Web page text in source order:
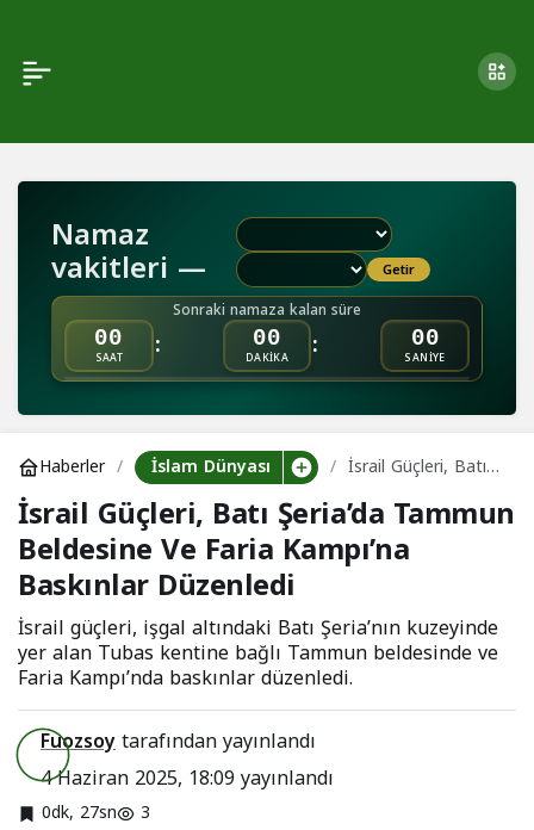
Namaz
vakitleri — Getir
Sonraki namaza kalan süre
00
SAAT : 00
DAKİKA : 00
SANİYE
Haberler İslam Dünyası
İsrail Güçleri, Batı
Şeria’da Tammun
Beldesine Ve Faria
Kampı’na Baskınlar
İsrail Güçleri, Batı Şeria’da Tammun
Beldesine Ve Faria Kampı’na
Baskınlar Düzenledi
İsrail güçleri, işgal altındaki Batı Şeria’nın kuzeyinde
yer alan Tubas kentine bağlı Tammun beldesinde ve
Faria Kampı’nda baskınlar düzenledi.
Fuozsoytarafından yayınlandı
4 Haziran 2025, 18:09yayınlandı
0dk, 27sn 3
Şeria’da Tammun
Kampı’na Baskınlar
Düzenledi